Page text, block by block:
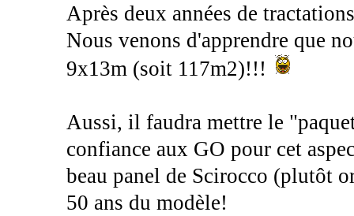
Après deux années de
Nous venons d'apprendre que
9x13m (soit 117m2)!!!
Aussi, il faudra mettre le
confiance aux GO pour cet
beau panel de Scirocco (plutôt
50 ans du modèle!